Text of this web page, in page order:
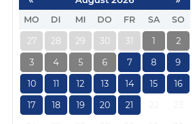
MO
DI MI DO FR SA
SO
27
28 29 30 31 1
2
3
4 5 6 7 8
9
10
11 12 13 14 15
16
17
18 19 20 21